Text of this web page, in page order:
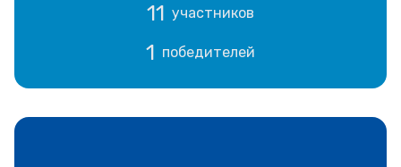
11 участников
1 победителей